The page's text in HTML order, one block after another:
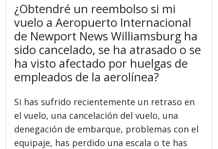
¿Obtendré un reembolso si mi
vuelo a Aeropuerto Internacional
de Newport News Williamsburg ha
sido cancelado, se ha atrasado o se
ha visto afectado por huelgas de
empleados de la aerolínea?
Si has sufrido recientemente un retraso en
el vuelo, una cancelación del vuelo, una
denegación de embarque, problemas con el
equipaje, has perdido una escala o te has